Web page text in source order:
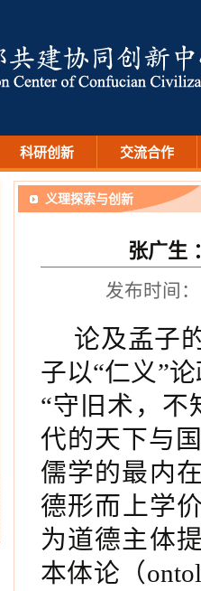
科研创新 交流合作
义理探索与创新
张广生
发布时间
论及孟子
子以“仁义”
“守旧术，不
代的天下与
儒学的最内
德形而上学
为道德主体
本体论（